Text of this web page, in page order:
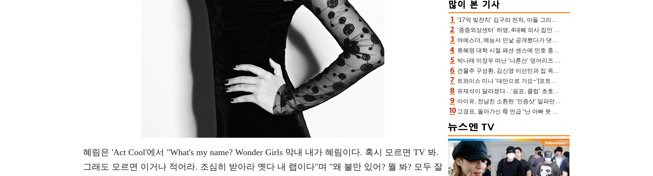
혜림은 'Act Cool'에서 "What's my name? Wonder Girls 막내 내가 혜림이다. 혹시 모르면 TV 봐.
그래도 모르면 이거나 적어라. 조심히 받아라 옛다 내 랩이다"며 "왜 불만 있어? 뭘 봐? 모두 잘
‘17억 빚잔치’ 김구라 전처, 아들 그리는 “나 뿐인데” 친엄마 챙기는 효심 눈길
‘중증외상센터’ 하영, 4대째 의사 집안 인증 “증조부, 고종 황제 진료”(옥문아)[어제TV]
여에스더, 예능서 민낯 공개했다가 댓글에 충격 “눈 왜 저렇게 처졌냐고”(에스더TV)
류혜영 대학 시절 패션 센스에 민호 충격 “레몬색 레깅스에 다리 없는 줄”(나혼산)
박나래 이장우 떠난 ‘나혼산’ 덩어리즈 왔다, 1인 1케이크에 팜유 전현무 충격[어제TV]
건물주 구성환, 김신영 이선민과 집 옥상서 41만원 한우 파티 “화력이 성화봉송”(나혼산)
트와이스 미나 ‘대만으로 가요~’[포토엔HD]
유재석이 달라졌다…‘쉼표, 클럽’ 초호화 코스에 주우재도 감탄 (놀면 뭐하니?)
아이유, 전남친 소환한 ‘인증샷’ 일파만파 속…남사친 변우석 선물도 남겼나 ‘훈훈’
고경표, 돌아가신 母 언급 “난 아빠 못 될 듯” 족보 태운 부친 응원 뭉클(나혼산)